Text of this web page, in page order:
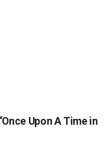
Upon A Time in